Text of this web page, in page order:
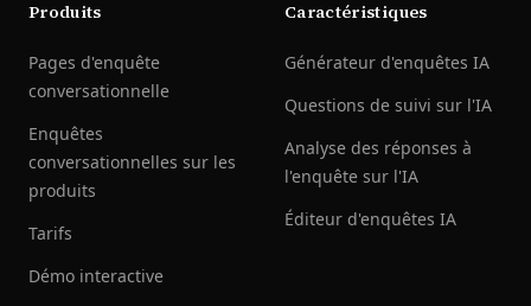
Produits
Pages d'enquête
conversationnelle
Enquêtes
conversationnelles sur les
produits
Tarifs
Démo interactive
Caractéristiques
Générateur d'enquêtes IA
Questions de suivi sur l'IA
Analyse des réponses à
l'enquête sur l'IA
Éditeur d'enquêtes IA